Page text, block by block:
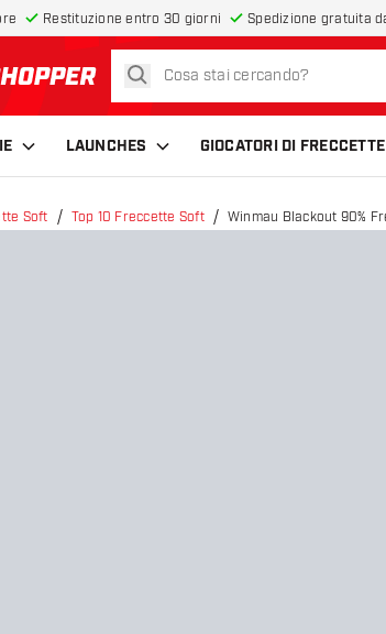
Restituzione entro 30 giorni Spedizione gratuita
alla home page
cerca
LAUNCHES GIOCATORI DI FRECCETTE
Soft Top 10 Freccette Soft Winmau Blackout 90%